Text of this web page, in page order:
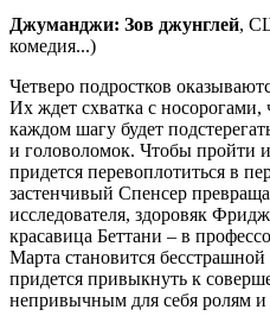
Джуманджи: Зов джунглей,
комедия...)
Четверо подростков
Их ждет схватка с
каждом шагу будет
и головоломок. Чтобы пройти
придется перевоплотиться в
застенчивый Спенсер
исследователя, здоровяк
красавица Беттани – в
Марта становится
придется привыкнуть к
непривычным для себя ролям